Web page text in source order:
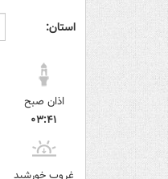
استان:
اذان صبح
۰۳:۴۱
غروب خورشید